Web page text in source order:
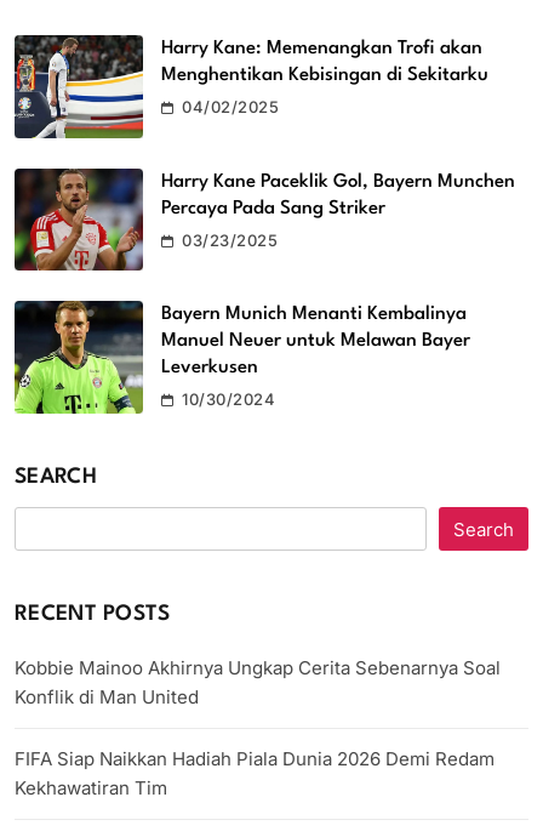
Harry Kane: Memenangkan Trofi akan
Menghentikan Kebisingan di Sekitarku
04/02/2025
Harry Kane Paceklik Gol, Bayern Munchen
Percaya Pada Sang Striker
03/23/2025
Bayern Munich Menanti Kembalinya
Manuel Neuer untuk Melawan Bayer
Leverkusen
10/30/2024
SEARCH
Search
RECENT POSTS
Kobbie Mainoo Akhirnya Ungkap Cerita Sebenarnya Soal
Konflik di Man United
FIFA Siap Naikkan Hadiah Piala Dunia 2026 Demi Redam
Kekhawatiran Tim